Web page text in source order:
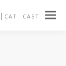
CAT CAST